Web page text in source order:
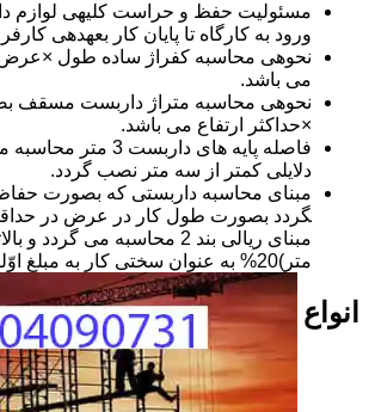
مسئولیت حفظ و حراست کلیه­ی لوازم
ورود به کارگاه تا پایان کار بعهده­ی
نحوه­ی محاسبه کفراژ ساده طول
می باشد.
نحوه­ی محاسبه متراژ داربست
×حداکثر ارتفاع می باشد.
فاصله پایه های داربست
دلایلی کمتر از سه متر نصب گردد.
متر)20% به عنوان سختی کار به مبلغ اوّلیه اضافه می شود.
انواع